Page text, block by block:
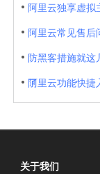
阿里云独享虚拟
阿里云常见售后
防黑客措施就
了
阿里云功能快捷
关于我们